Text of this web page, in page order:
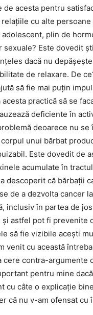
acesta pentru
cu alte
plin de
Este dovedit
dacă nu
de relaxare. De
să fie mai puțin
practică să se
deficiente în
deoarece nu se
unui bărbat
Este dovedit de
acumulate în
descoperit că bărbații
de a dezvolta cancer
inclusiv în partea de
astfel pot fi prevenite
să fie vizibile acești
venit cu această
contra-argumente
pentru mine
cu câte o explicație
că nu v-am ofensat cu